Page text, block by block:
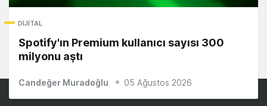
DIJITAL
Spotify'ın Premium kullanıcı sayısı 300
milyonu aştı
Candeğer Muradoğlu 05 Ağustos 2026